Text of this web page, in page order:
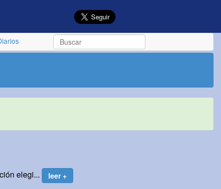
elegi... leer +